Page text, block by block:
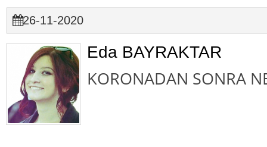
26-11-2020
Eda BAYRAKTAR
KORONADAN SONRA